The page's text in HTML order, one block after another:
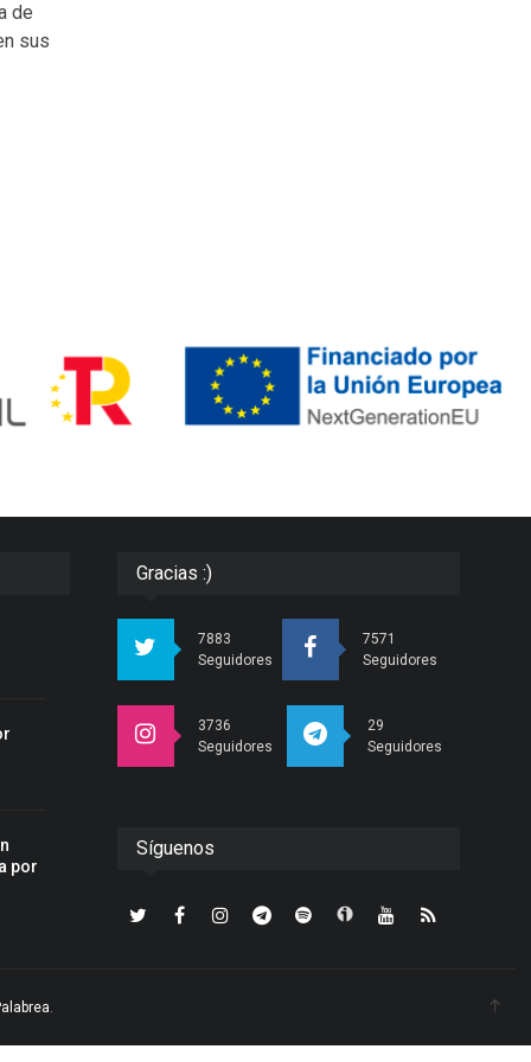
de
sus
por
Gracias :)
7883
Seguidores
7571
Seguidores
3736
Seguidores
29
Seguidores
Síguenos
.